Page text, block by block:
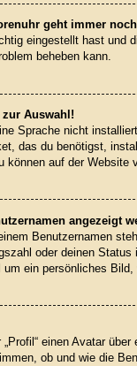
geht immer
eingestellt hast
beheben kann.
Auswahl!
Sprache nicht
das du benötigst,
können auf der Website
angezeigt
Benutzernamen
oder deinen
ein persönliches
einen Avatar
ob und wie die